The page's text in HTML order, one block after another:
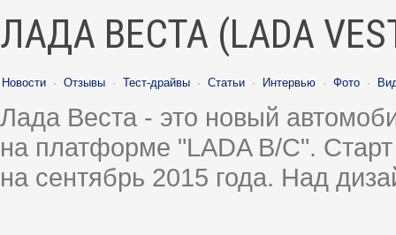
ЛАДА ВЕСТА (LADA
Новости · Отзывы · Тест-драйвы · Статьи · Интервью · Фото ·
Лада Веста - это новый
на платформе "LADA B/C".
на сентябрь 2015 года. Над